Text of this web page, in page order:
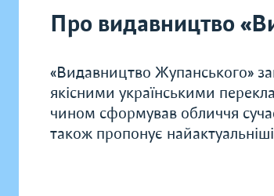
Про видавництво
«Видавництво Жупанського»
якісними українськими
чином сформував обличчя
також пропонує